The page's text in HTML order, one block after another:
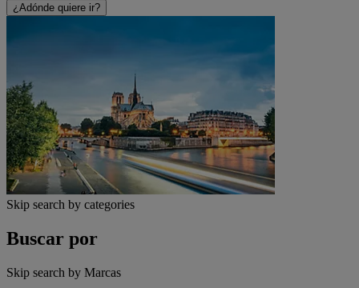
¿Adónde quiere ir?
Skip search by categories
Buscar por
Skip search by Marcas